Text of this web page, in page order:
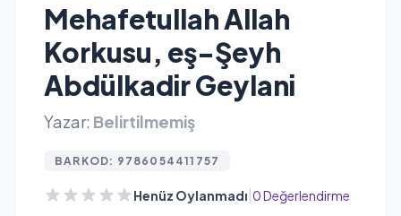
Mehafetullah Allah
Korkusu, eş-Şeyh
Abdülkadir Geylani
Yazar: Belirtilmemiş
BARKOD: 9786054411757
Henüz Oylanmadı|0 Değerlendirme